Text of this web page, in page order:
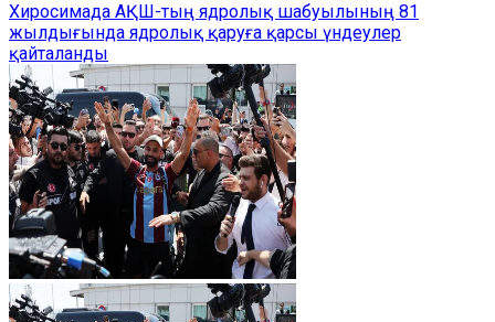
Хиросимада АҚШ-тың ядролық шабуылының 81
жылдығында ядролық қаруға қарсы үндеулер
қайталанды